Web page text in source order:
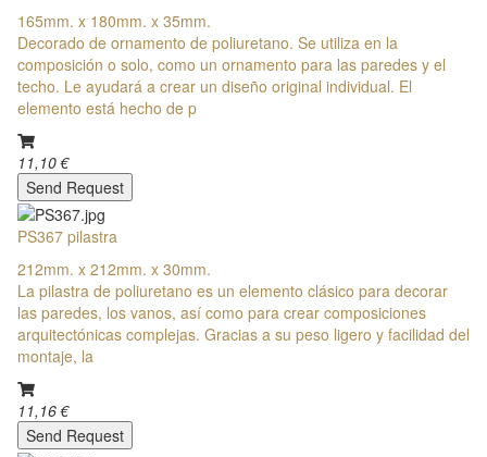
165mm. x 180mm. x 35mm.
Decorado de ornamento de poliuretano. Se utiliza en la
composición o solo, como un ornamento para las paredes y el
techo. Le ayudará a crear un diseño original individual. El
elemento está hecho de p
11,10 €
Send Request
PS367 pilastra
212mm. x 212mm. x 30mm.
La pilastra de poliuretano es un elemento clásico para decorar
las paredes, los vanos, así como para crear composiciones
arquitectónicas complejas. Gracias a su peso ligero y facilidad del
montaje, la
11,16 €
Send Request